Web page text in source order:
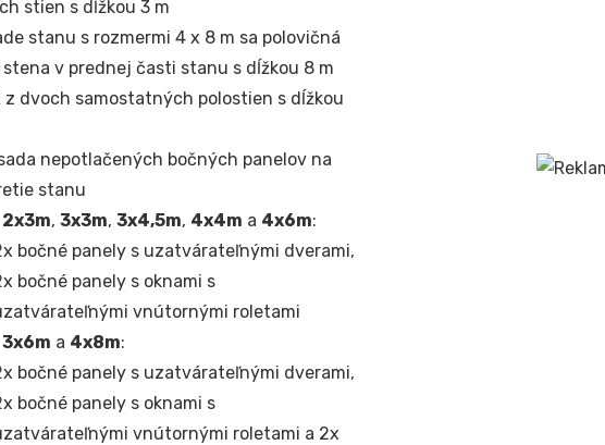
stien s dĺžkou 3 m
stanu s rozmermi 4 x 8 m sa polovičná
stena v prednej časti stanu s dĺžkou 8 m
z dvoch samostatných polostien s dĺžkou
nepotlačených bočných panelov na
stanu
2x3m, 3x3m, 3x4,5m, 4x4m a 4x6m:
bočné panely s uzatvárateľnými dverami,
bočné panely s oknami s
vnútornými roletami
3x6m a 4x8m:
bočné panely s uzatvárateľnými dverami,
bočné panely s oknami s
vnútornými roletami a 2x